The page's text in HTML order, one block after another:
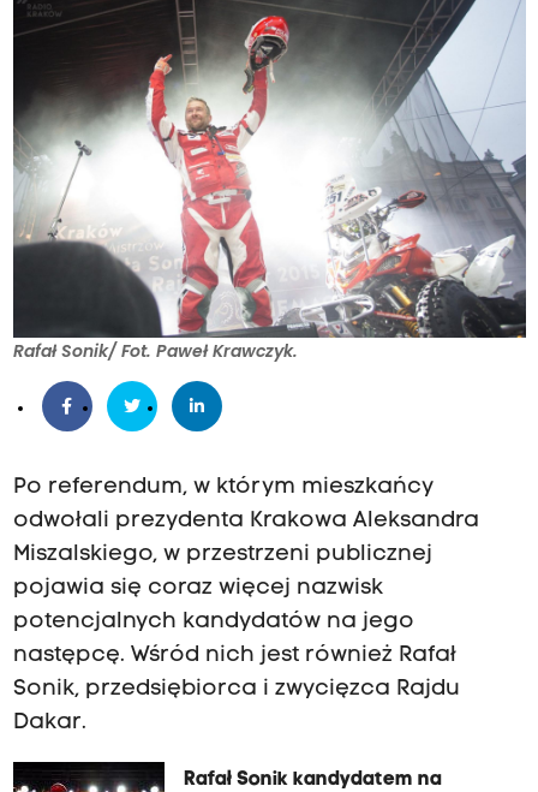
Rafał Sonik/ Fot. Paweł Krawczyk.
Po referendum, w którym mieszkańcy
odwołali prezydenta Krakowa Aleksandra
Miszalskiego, w przestrzeni publicznej
pojawia się coraz więcej nazwisk
potencjalnych kandydatów na jego
następcę. Wśród nich jest również Rafał
Sonik, przedsiębiorca i zwycięzca Rajdu
Dakar.
Rafał Sonik kandydatem na